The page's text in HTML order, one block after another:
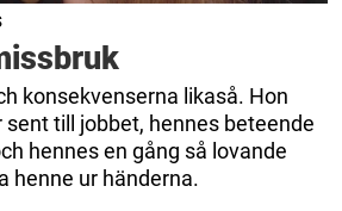
konsekvenserna likaså. Hon
till jobbet, hennes beteende
hennes en gång så lovande
henne ur händerna.